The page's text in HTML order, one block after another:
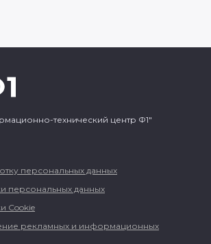
технический центр Ф1"
персональных данных
персональных данных
Cookie
рекламных и информационных